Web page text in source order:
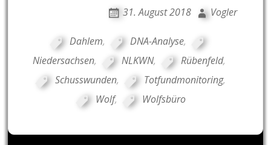
31. August 2018 Vogler
Dahlem, DNA-Analyse,
Niedersachsen, NLKWN, Rübenfeld,
Schusswunden, Totfundmonitoring,
Wolf, Wolfsbüro